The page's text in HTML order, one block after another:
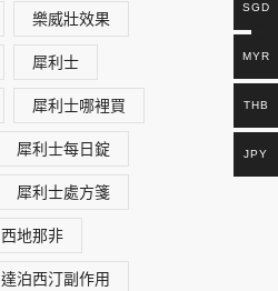
樂威壯效果
犀利士
犀利士哪裡買
犀利士每日錠
犀利士處方箋
西地那非
達泊西汀副作用
SGD
MYR
THB
JPY